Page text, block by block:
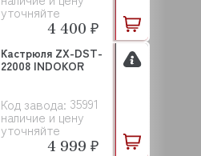
уточняйте
4 400 ₽
Код завода: 35991
наличие и цену
уточняйте
Кастрюля ZX-DST-
22008 INDOKOR
4 999 ₽